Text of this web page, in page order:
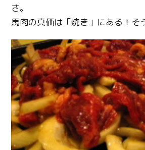
さ。
馬肉の真価は「焼き」にある！そ
Twitter
Facebook
Line
Copy URL